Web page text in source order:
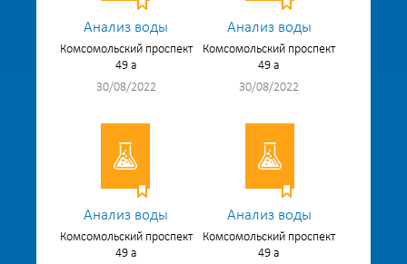
Анализ воды
Комсомольский проспект
49 а
30/08/2022
Анализ воды
Комсомольский проспект
49 а
30/08/2022
Анализ воды
Комсомольский проспект
49 а
Анализ воды
Комсомольский проспект
49 а